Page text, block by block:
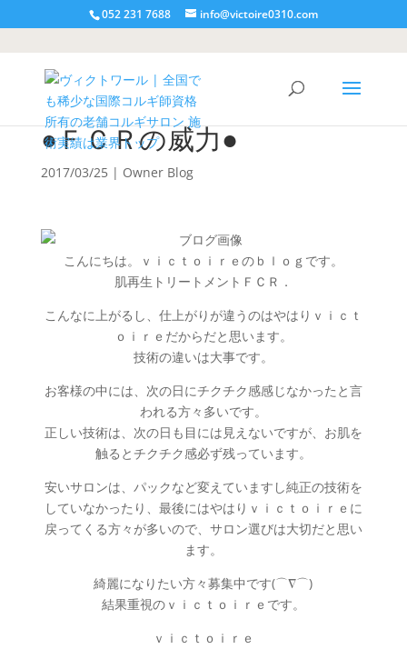
052 231 7688 info@victoire0310.com
●ＦＣＲの威力●
2017/03/25| Owner Blog
こんにちは。ｖｉｃｔｏｉｒｅのｂｌｏｇです。
肌再生トリートメントＦＣＲ．
こんなに上がるし、仕上がりが違うのはやはりｖｉｃｔ
ｏｉｒｅだからだと思います。
技術の違いは大事です。
お客様の中には、次の日にチクチク感感じなかったと言
われる方々多いです。
正しい技術は、次の日も目には見えないですが、お肌を
触るとチクチク感必ず残っています。
安いサロンは、パックなど変えていますし純正の技術を
していなかったり、最後にはやはりｖｉｃｔｏｉｒｅに
戻ってくる方々が多いので、サロン選びは大切だと思い
ます。
綺麗になりたい方々募集中です(⌒∇⌒)
結果重視のｖｉｃｔｏｉｒｅです。
ｖｉｃｔｏｉｒｅ